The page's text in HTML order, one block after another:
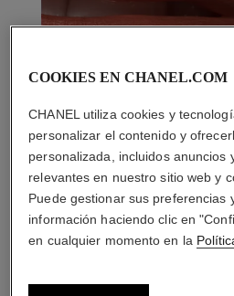
COOKIES EN CHANEL.COM
CHANEL utiliza cookies y
personalizar el contenido y
personalizada, incluidos anuncios
relevantes en nuestro sitio web y
Puede gestionar sus preferencias
información haciendo clic en
en cualquier momento en la